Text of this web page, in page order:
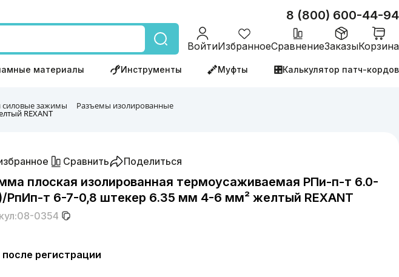
8 (800) 600-44-94
ВойтиИзбранноеСравнениеЗаказыКорзина
материалы Инструменты Муфты Калькулятор патч-кордов
силовые зажимы Разъемы изолированные
REXANT
Сравнить Поделиться
плоская изолированная термоусаживаемая РПи-п-т 6.0-
РпИп-т 6-7-0,8 штекер 6.35 мм 4-6 мм² желтый REXANT
08-0354
регистрации